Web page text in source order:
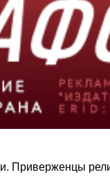
Приверженцы